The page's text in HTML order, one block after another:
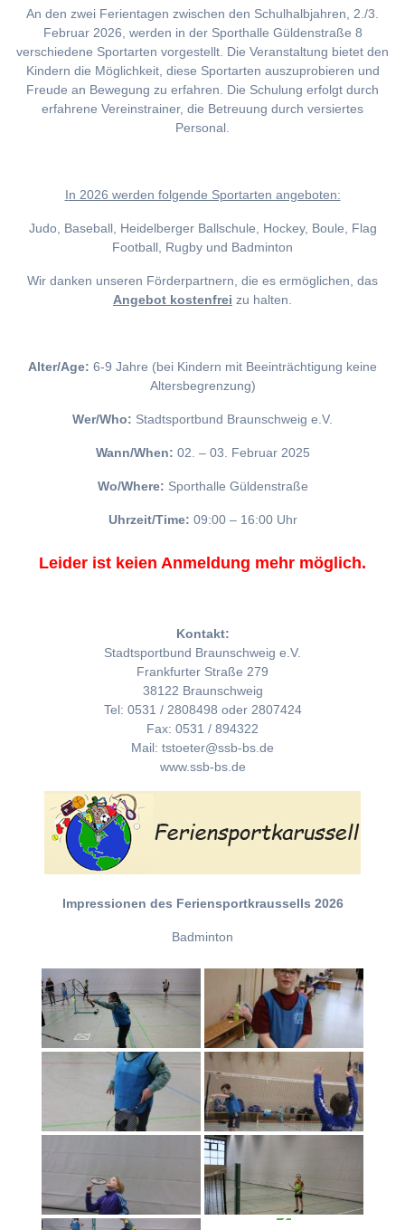
An den zwei Ferientagen zwischen den Schulhalbjahren, 2./3.
Februar 2026, werden in der Sporthalle Güldenstraße 8
verschiedene Sportarten vorgestellt. Die Veranstaltung bietet den
Kindern die Möglichkeit, diese Sportarten auszuprobieren und
Freude an Bewegung zu erfahren. Die Schulung erfolgt durch
erfahrene Vereinstrainer, die Betreuung durch versiertes
Personal.
In 2026 werden folgende Sportarten angeboten:
Judo, Baseball, Heidelberger Ballschule, Hockey, Boule, Flag
Football, Rugby und Badminton
Wir danken unseren Förderpartnern, die es ermöglichen, das
Angebot kostenfrei zu halten.
Alter/Age: 6-9 Jahre (bei Kindern mit Beeinträchtigung keine
Altersbegrenzung)
Wer/Who: Stadtsportbund Braunschweig e.V.
Wann/When: 02. – 03. Februar 2025
Wo/Where: Sporthalle Güldenstraße
Uhrzeit/Time: 09:00 – 16:00 Uhr
Leider ist keien Anmeldung mehr möglich.
Kontakt:
Stadtsportbund Braunschweig e.V.
Frankfurter Straße 279
38122 Braunschweig
Tel: 0531 / 2808498 oder 2807424
Fax: 0531 / 894322
Mail: tstoeter@ssb-bs.de
www.ssb-bs.de
Impressionen des Feriensportkraussells 2026
Badminton